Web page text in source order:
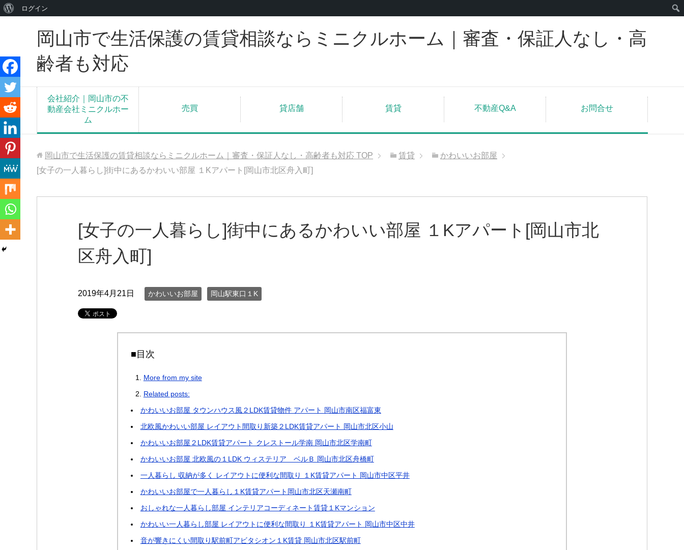
岡山市で生活保護の賃貸相談ならミニクルホーム｜審査・保証人なし・高
齢者も対応
会社紹介｜岡山市の不
動産会社ミニクルホー
ム
売買 貸店舗 賃貸 不動産Q&A お問合せ
岡山市で生活保護の賃貸相談ならミニクルホーム｜審査・保証人なし・高齢者も対応 TOP 賃貸
かわいいお部屋
[女子の一人暮らし]街中にあるかわいい部屋 １Kアパート[岡山市北区舟入町]
[女子の一人暮らし]街中にあるかわいい部屋 １Kアパート[岡山市北
区舟入町]
2019年4月21日 かわいいお部屋 岡山駅東口１K
■目次
More from my site
Related posts:
かわいいお部屋 タウンハウス風２LDK賃貸物件 アパート 岡山市南区福富東
北欧風かわいい部屋 レイアウト間取り新築２LDK賃貸アパート 岡山市北区小山
かわいいお部屋２LDK賃貸アパート クレストール学南 岡山市北区学南町
かわいいお部屋 北欧風の１LDK ウィステリア ベルＢ 岡山市北区舟橋町
一人暮らし 収納が多く レイアウトに便利な間取り １K賃貸アパート 岡山市中区平井
かわいいお部屋で一人暮らし１K賃貸アパート岡山市北区天瀬南町
おしゃれな一人暮らし部屋 インテリアコーディネート賃貸１Kマンション
かわいい一人暮らし部屋 レイアウトに便利な間取り １K賃貸アパート 岡山市中区中井
音が響きにくい間取り駅前町アビタシオン１K賃貸 岡山市北区駅前町
WordPress
い
て
ログイン